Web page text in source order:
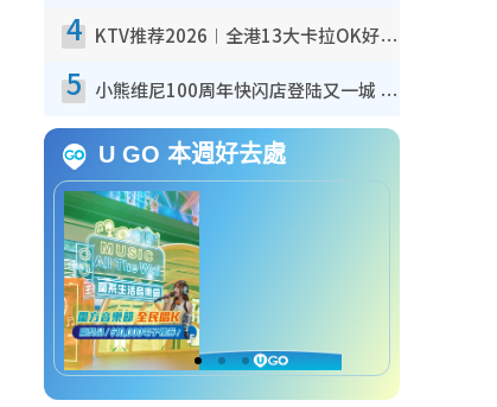
4 KTV推荐2026︱全港13大卡拉OK好去处！最低36元起 日语歌都有！(附地址+收费详情)
5 小熊维尼100周年快闪店登陆又一城 重现百亩森林经典场景／独家限定盲盒登场／专属DIY香水
U GO 本週好去處